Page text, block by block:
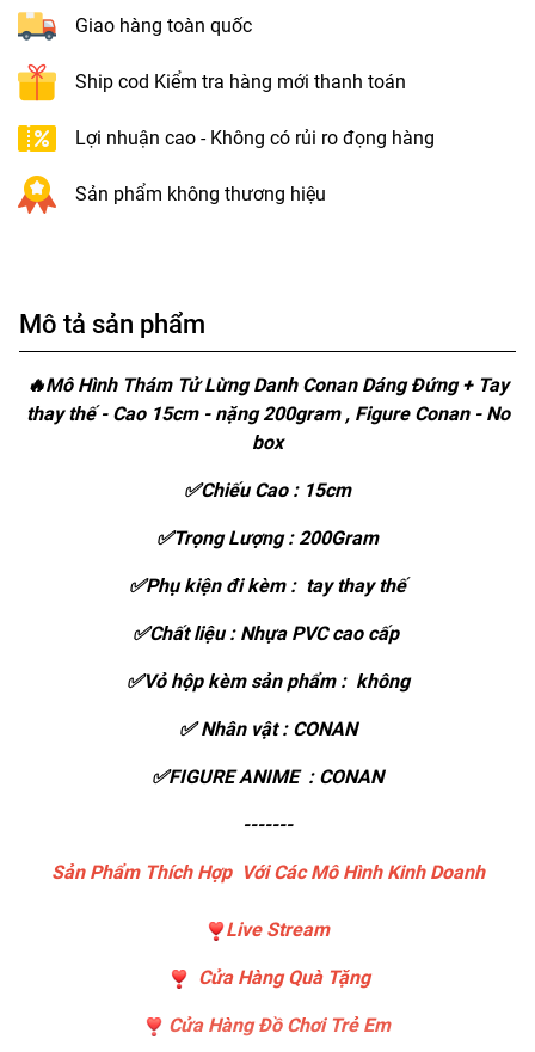
Giao hàng toàn quốc
Ship cod Kiểm tra hàng mới thanh toán
Lợi nhuận cao - Không có rủi ro đọng hàng
Sản phẩm không thương hiệu
Mô tả sản phẩm
🔥Mô Hình Thám Tử Lừng Danh Conan Dáng Đứng + Tay
thay thế - Cao 15cm - nặng 200gram , Figure Conan - No
box
✅Chiếu Cao : 15cm
✅Trọng Lượng : 200Gram
✅Phụ kiện đi kèm : tay thay thế
✅Chất liệu : Nhựa PVC cao cấp
✅Vỏ hộp kèm sản phẩm : không
✅ Nhân vật : CONAN
✅FIGURE ANIME : CONAN
-------
Sản Phẩm Thích Hợp Với Các Mô Hình Kinh Doanh
Live Stream
Cửa Hàng Quà Tặng
Cửa Hàng Đồ Chơi Trẻ Em